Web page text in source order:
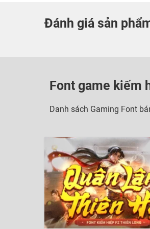
Đánh giá sản
Font game kiếm
Danh sách Gaming Font